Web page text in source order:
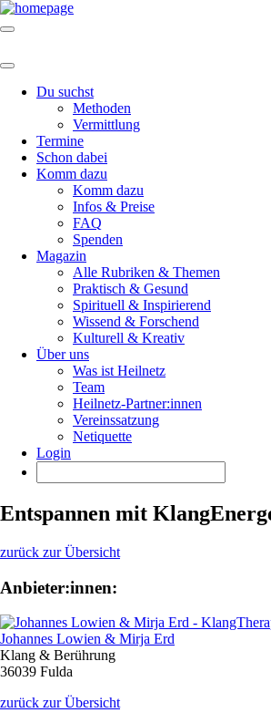
Du suchst
Methoden
Vermittlung
Termine
Schon dabei
Komm dazu
Komm dazu
Infos & Preise
FAQ
Spenden
Magazin
Alle Rubriken & Themen
Praktisch & Gesund
Spirituell & Inspirierend
Wissend & Forschend
Kulturell & Kreativ
Über uns
Was ist Heilnetz
Team
Heilnetz-Partner:innen
Vereinssatzung
Netiquette
Login
Entspannen mit
zurück zur Übersicht
Anbieter:innen:
Johannes Lowien & Mirja Erd
Klang & Berührung
36039 Fulda
zurück zur Übersicht